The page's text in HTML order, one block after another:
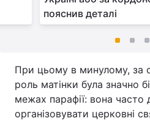
пояснив деталі
При цьому в минулому, за
роль матінки була значно
межах парафії: вона часто
організовувати церковні